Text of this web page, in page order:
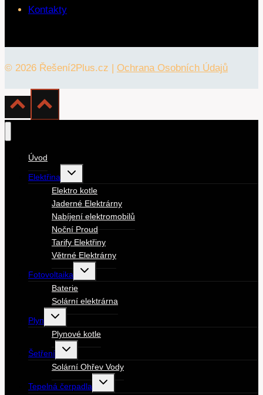
Kontakty
© 2026 Řešení2Plus.cz | Ochrana Osobních Údajů
Úvod
Elektřina
Toggle
child
menu
Elektro kotle
Jaderné Elektrárny
Nabíjení elektromobilů
Noční Proud
Tarify Elektřiny
Větrné Elektrárny
Fotovoltaika
Toggle
child
menu
Baterie
Solární elektrárna
Plyn
Toggle
child
menu
Plynové kotle
Šetření
Toggle
child
menu
Solární Ohřev Vody
Tepelná čerpadla
Toggle
child